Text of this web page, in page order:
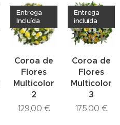
Coroa de
Flores
Multicolor
2
Entrega
Incluída
129,00 €
Coroa de
Flores
Multicolor
3
Entrega
incluída
175,00 €